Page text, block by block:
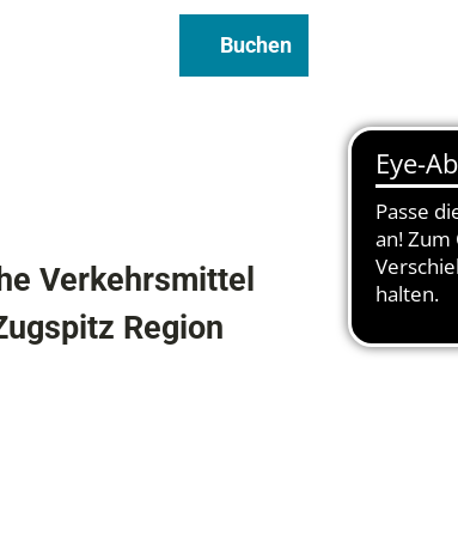
Buchen
Verkehrsmittel
Region